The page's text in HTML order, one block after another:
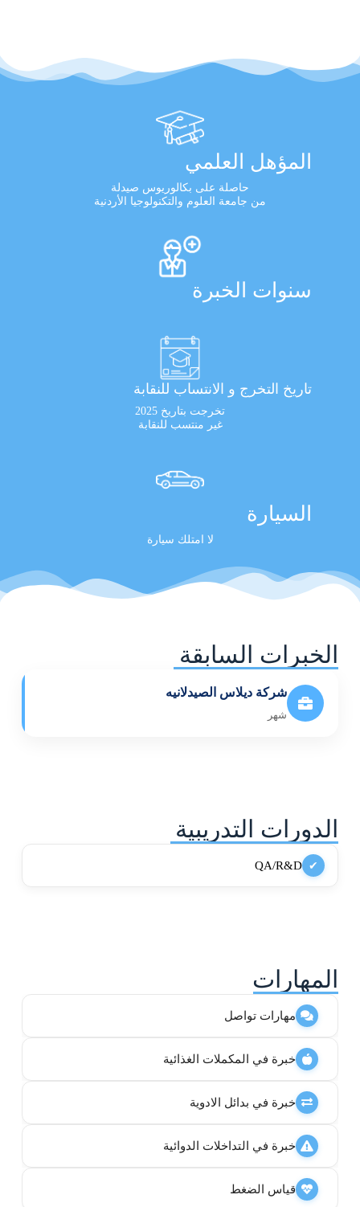
المؤهل العلمي
حاصلة على بكالوريوس صيدلة
من جامعة العلوم والتكنولوجيا الأردنية
سنوات الخبرة
تاريخ التخرج و الانتساب للنقابة
تخرجت بتاريخ 2025
غير منتسب للنقابة
السيارة
لا امتلك سيارة
الخبرات السابقة
شركة ديلاس الصيدلانيه
شهر
الدورات التدريبية
✔
QA/R&D
المهارات
مهارات تواصل
خبرة في المكملات الغذائية
خبرة في بدائل الادوية
خبرة في التداخلات الدوائية
قياس الضغط